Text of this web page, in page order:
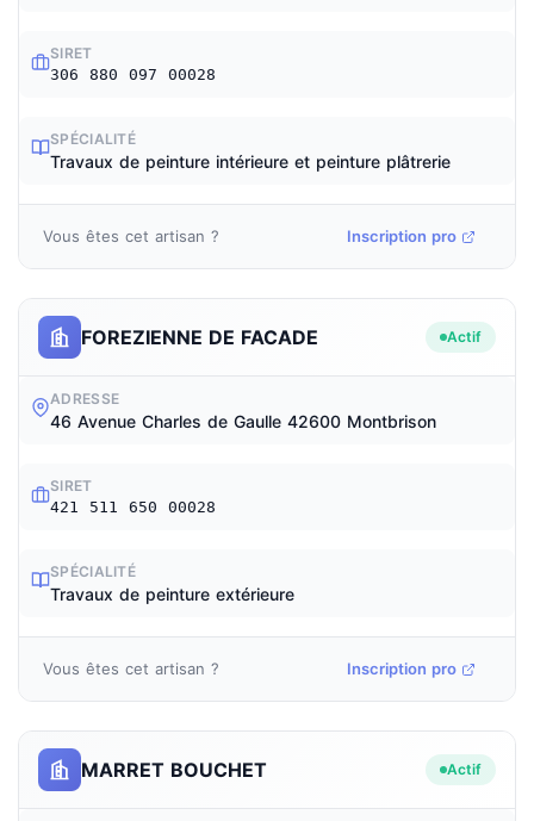
SIRET
306 880 097 00028
SPÉCIALITÉ
Travaux de peinture intérieure et peinture plâtrerie
Vous êtes cet artisan ? Inscription pro
FOREZIENNE DE FACADE Actif
ADRESSE
46 Avenue Charles de Gaulle 42600 Montbrison
SIRET
421 511 650 00028
SPÉCIALITÉ
Travaux de peinture extérieure
Vous êtes cet artisan ? Inscription pro
MARRET BOUCHET Actif